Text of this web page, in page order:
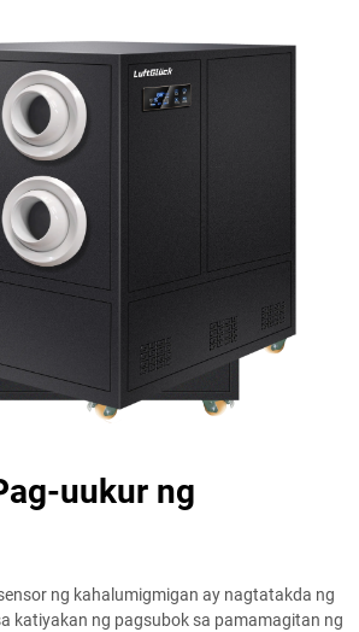
uukur ng
ng kahalumigmigan ay nagtatakda ng
katiyakan ng pagsubok sa pamamagitan ng